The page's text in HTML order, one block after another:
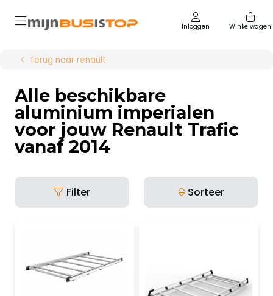
Inloggen Winkelwagen
Terug naar renault
Alle beschikbare
aluminium imperialen
voor jouw Renault Trafic
vanaf 2014
Filter Sorteer